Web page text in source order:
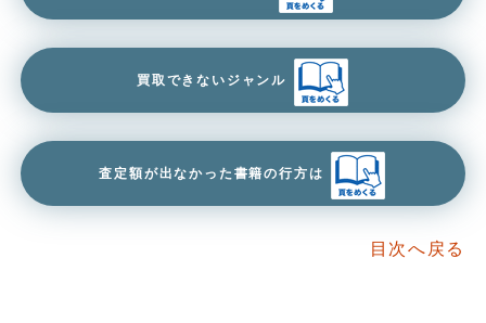
買取できないジャンル
査定額が出なかった書籍の行方は
目次へ戻る